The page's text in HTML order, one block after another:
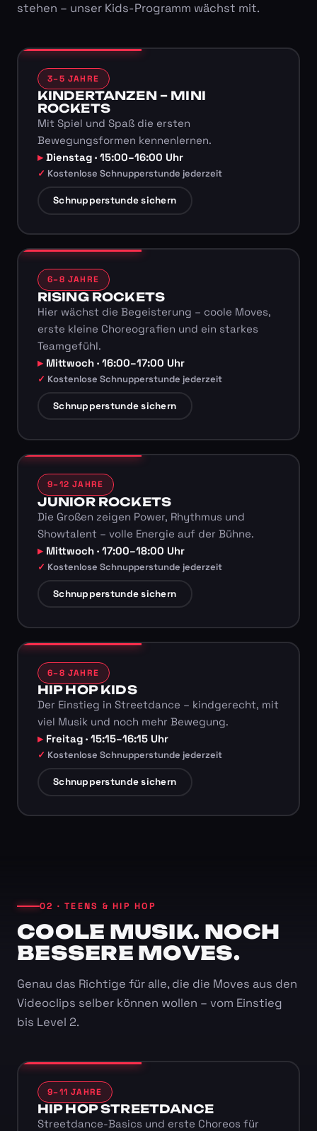
stehen – unser Kids-Programm wächst mit.
3–5 JAHRE
KINDERTANZEN – MINI
ROCKETS
Mit Spiel und Spaß die ersten
Bewegungsformen kennenlernen.
Dienstag · 15:00–16:00 Uhr
Kostenlose Schnupperstunde jederzeit
Schnupperstunde sichern
6–8 JAHRE
RISING ROCKETS
Hier wächst die Begeisterung – coole Moves,
erste kleine Choreografien und ein starkes
Teamgefühl.
Mittwoch · 16:00–17:00 Uhr
Kostenlose Schnupperstunde jederzeit
Schnupperstunde sichern
9–12 JAHRE
JUNIOR ROCKETS
Die Großen zeigen Power, Rhythmus und
Showtalent – volle Energie auf der Bühne.
Mittwoch · 17:00–18:00 Uhr
Kostenlose Schnupperstunde jederzeit
Schnupperstunde sichern
6–8 JAHRE
HIP HOP KIDS
Der Einstieg in Streetdance – kindgerecht, mit
viel Musik und noch mehr Bewegung.
Freitag · 15:15–16:15 Uhr
Kostenlose Schnupperstunde jederzeit
Schnupperstunde sichern
02 · TEENS & HIP HOP
COOLE MUSIK. NOCH
BESSERE MOVES.
Genau das Richtige für alle, die die Moves aus den
Videoclips selber können wollen – vom Einstieg
bis Level 2.
9–11 JAHRE
HIP HOP STREETDANCE
Streetdance-Basics und erste Choreos für